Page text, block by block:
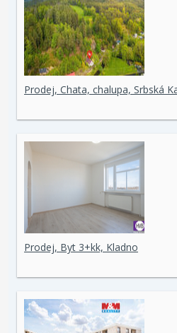
Prodej, Chata, chalupa, Srbská
Prodej, Byt 3+kk, Kladno